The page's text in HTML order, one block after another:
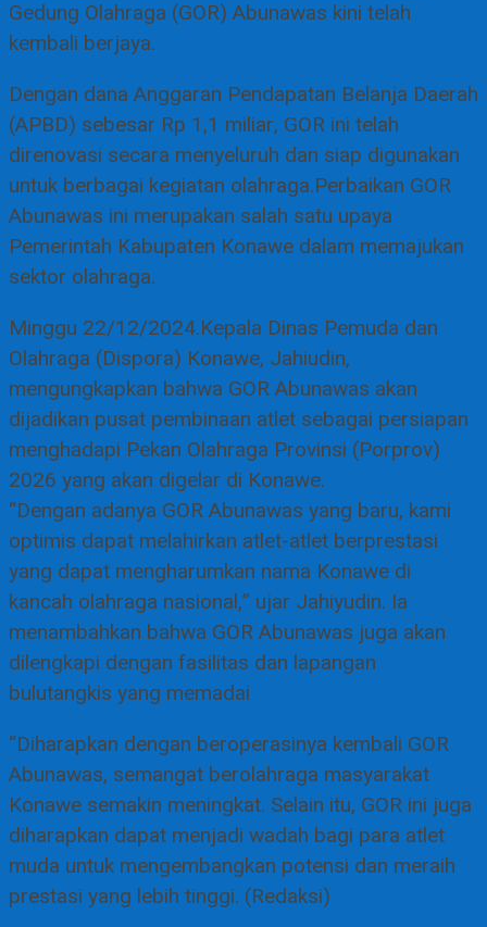
Gedung Olahraga (GOR) Abunawas kini telah
kembali berjaya.
Dengan dana Anggaran Pendapatan Belanja Daerah
(APBD) sebesar Rp 1,1 miliar, GOR ini telah
direnovasi secara menyeluruh dan siap digunakan
untuk berbagai kegiatan olahraga.Perbaikan GOR
Abunawas ini merupakan salah satu upaya
Pemerintah Kabupaten Konawe dalam memajukan
sektor olahraga.
Minggu 22/12/2024.Kepala Dinas Pemuda dan
Olahraga (Dispora) Konawe, Jahiudin,
mengungkapkan bahwa GOR Abunawas akan
dijadikan pusat pembinaan atlet sebagai persiapan
menghadapi Pekan Olahraga Provinsi (Porprov)
2026 yang akan digelar di Konawe.
“Dengan adanya GOR Abunawas yang baru, kami
optimis dapat melahirkan atlet-atlet berprestasi
yang dapat mengharumkan nama Konawe di
kancah olahraga nasional,” ujar Jahiyudin. Ia
menambahkan bahwa GOR Abunawas juga akan
dilengkapi dengan fasilitas dan lapangan
bulutangkis yang memadai
“Diharapkan dengan beroperasinya kembali GOR
Abunawas, semangat berolahraga masyarakat
Konawe semakin meningkat. Selain itu, GOR ini juga
diharapkan dapat menjadi wadah bagi para atlet
muda untuk mengembangkan potensi dan meraih
prestasi yang lebih tinggi. (Redaksi)